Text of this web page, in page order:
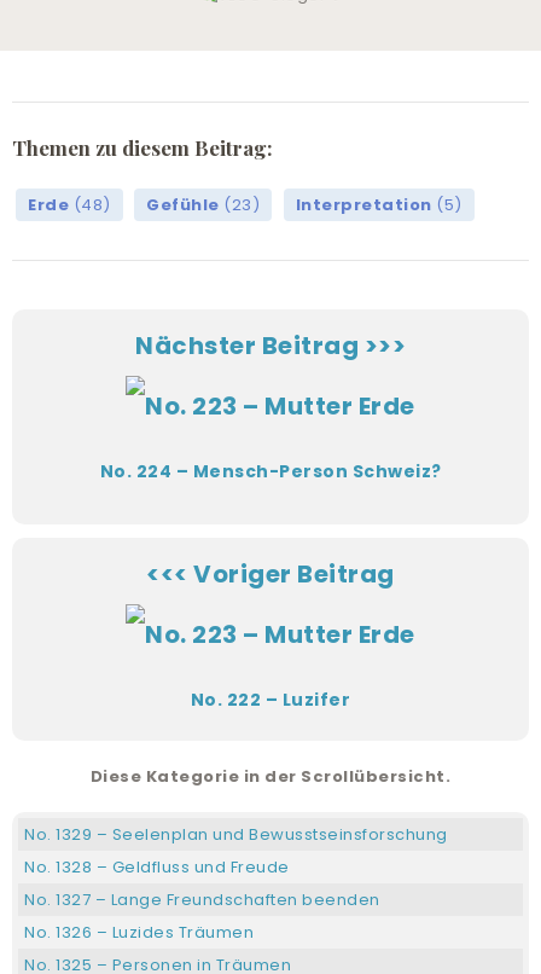
Themen zu diesem Beitrag:
Erde (48) Gefühle (23) Interpretation (5)
Nächster Beitrag >>>
No. 224 – Mensch-Person Schweiz?
<<< Voriger Beitrag
No. 222 – Luzifer
Diese Kategorie in der Scrollübersicht.
No. 1329 – Seelenplan und Bewusstseinsforschung
No. 1328 – Geldfluss und Freude
No. 1327 – Lange Freundschaften beenden
No. 1326 – Luzides Träumen
No. 1325 – Personen in Träumen